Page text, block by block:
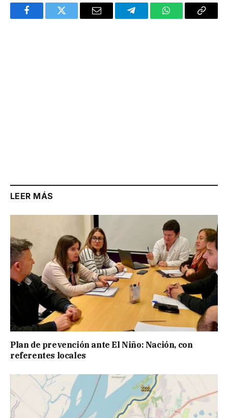
FacebookTwitter Email TelegramWhatsAppCopy
LEER MÁS
Plan de prevención ante El Niño: Nación, con
referentes locales